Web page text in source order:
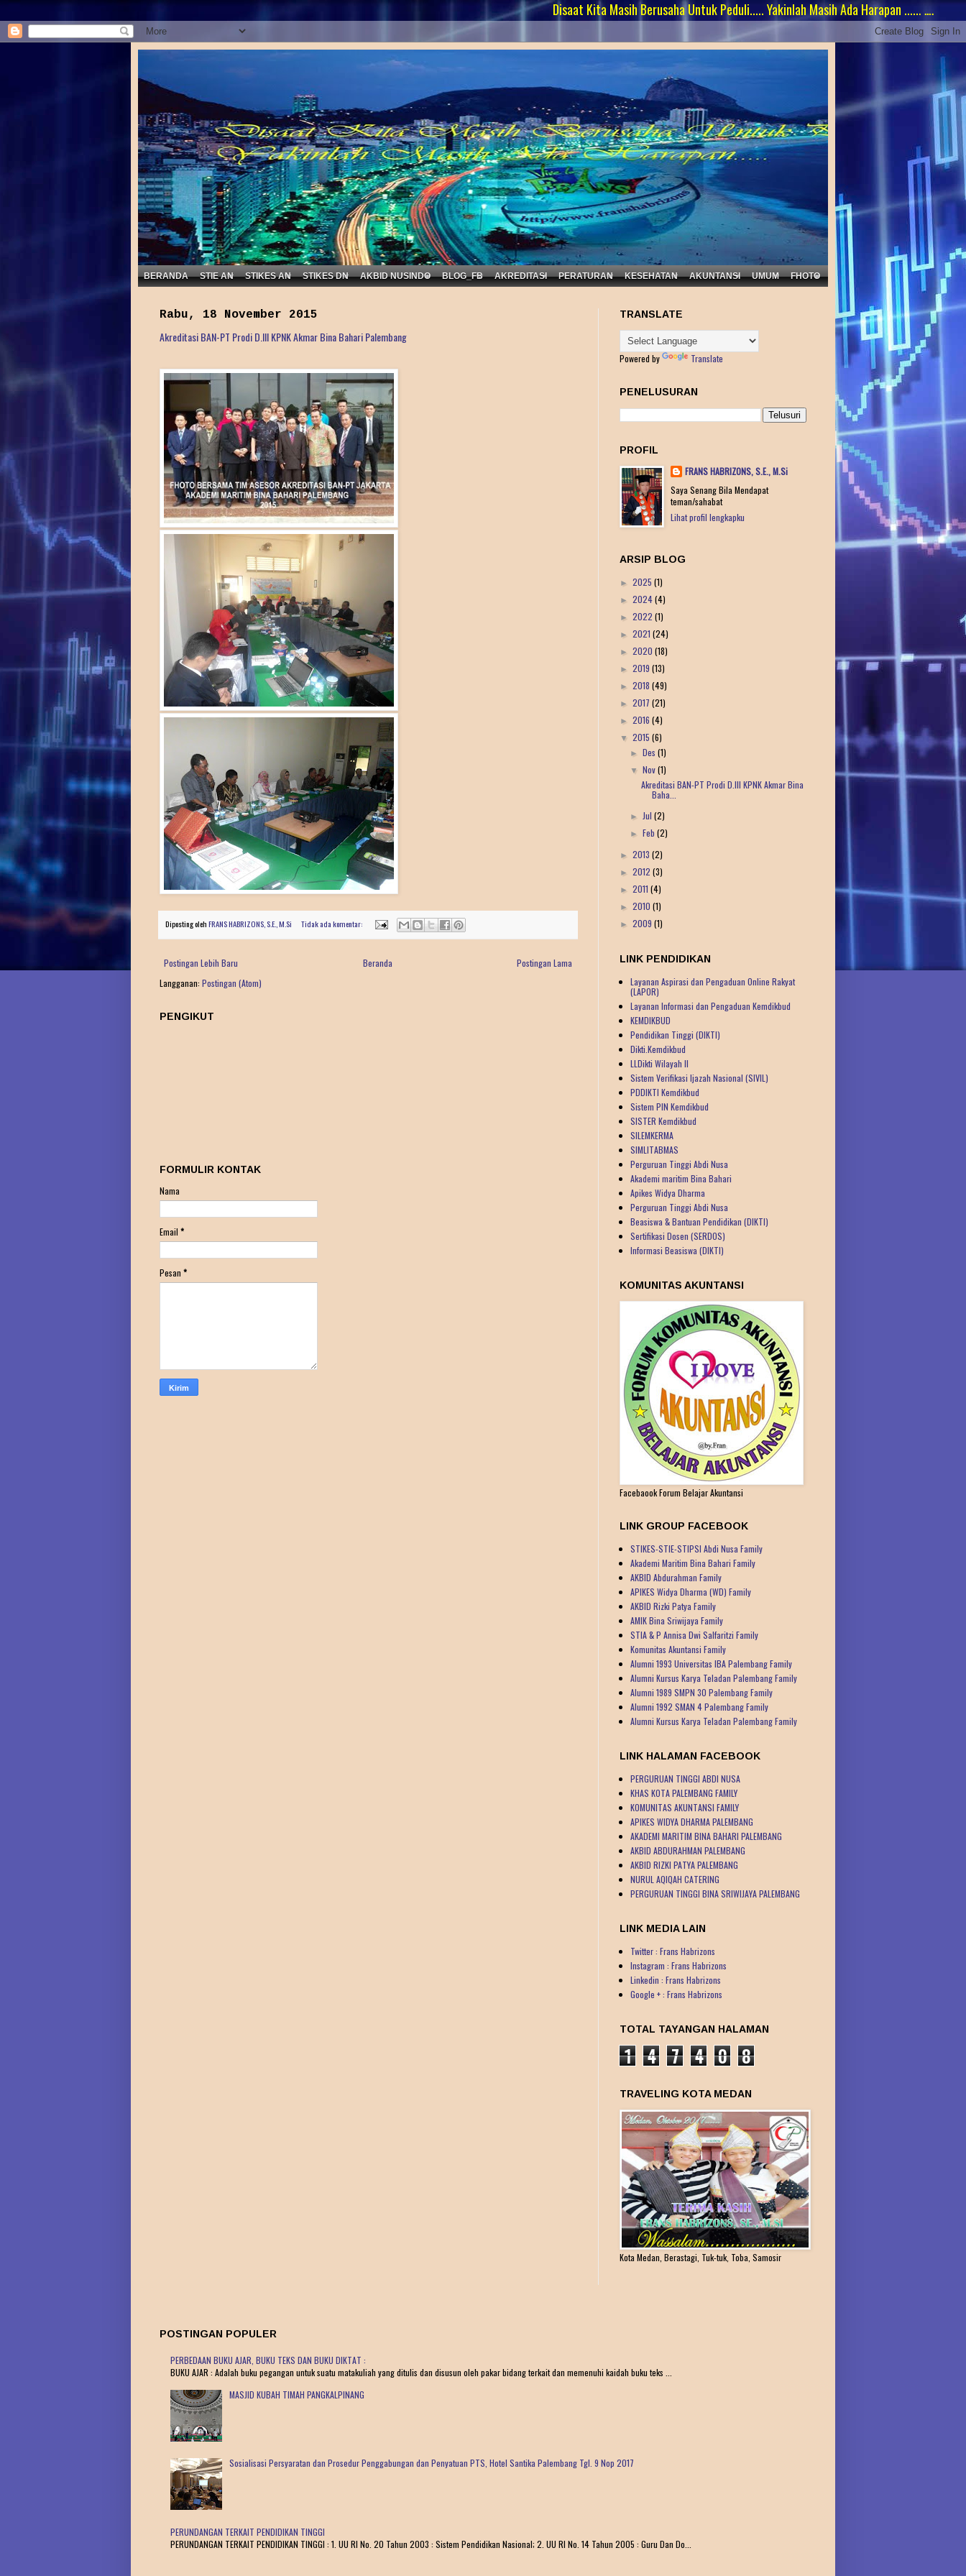
Disaat Kita Masih Berusaha Untuk Peduli..... Yakinlah Masih Ada Harapan ...... …. tetap
BERANDA STIE AN STIKES AN STIKES DN AKBID NUSINDO BLOG_FB AKREDITASI PERATURAN KESEHATAN AKUNTANSI UMUM FHOTO
Rabu, 18 November 2015
Akreditasi BAN-PT Prodi D.III KPNK Akmar Bina Bahari Palembang
Diposting olehFRANS HABRIZONS, S.E., M.Si Tidak ada komentar:
Postingan Lebih Baru Postingan Lama
Beranda
Langganan: Postingan (Atom)
PENGIKUT
FORMULIR KONTAK
Nama
Email *
Pesan *
TRANSLATE
Powered by Translate
PENELUSURAN
PROFIL
FRANS HABRIZONS, S.E., M.Si
Saya Senang Bila Mendapat
teman/sahabat
Lihat profil lengkapku
ARSIP BLOG
► 2025 (1)
► 2024(4)
► 2022 (1)
► 2021 (24)
► 2020 (18)
► 2019 (13)
► 2018 (49)
► 2017 (21)
► 2016 (4)
▼ 2015 (6)
► Des(1)
▼ Nov(1)
Akreditasi BAN-PT Prodi D.III KPNK Akmar Bina
Baha...
►Jul(2)
► Feb(2)
► 2013 (2)
► 2012 (3)
► 2011 (4)
► 2010 (1)
► 2009 (1)
LINK PENDIDIKAN
Layanan Aspirasi dan Pengaduan Online Rakyat
(LAPOR)
Layanan Informasi dan Pengaduan Kemdikbud
KEMDIKBUD
Pendidikan Tinggi (DIKTI)
Dikti.Kemdikbud
LLDikti Wilayah II
Sistem Verifikasi Ijazah Nasional (SIVIL)
PDDIKTI Kemdikbud
Sistem PIN Kemdikbud
SISTER Kemdikbud
SILEMKERMA
SIMLITABMAS
Perguruan Tinggi Abdi Nusa
Akademi maritim Bina Bahari
Apikes Widya Dharma
Perguruan Tinggi Abdi Nusa
Beasiswa & Bantuan Pendidikan (DIKTI)
Sertifikasi Dosen (SERDOS)
Informasi Beasiswa (DIKTI)
KOMUNITAS AKUNTANSI
Facebaook Forum Belajar Akuntansi
LINK GROUP FACEBOOK
STIKES-STIE-STIPSI Abdi Nusa Family
Akademi Maritim Bina Bahari Family
AKBID Abdurahman Family
APIKES Widya Dharma (WD) Family
AKBID Rizki Patya Family
AMIK Bina Sriwijaya Family
STIA & P Annisa Dwi Salfaritzi Family
Komunitas Akuntansi Family
Alumni 1993 Universitas IBA Palembang Family
Alumni Kursus Karya Teladan Palembang Family
Alumni 1989 SMPN 30 Palembang Family
Alumni 1992 SMAN 4 Palembang Family
Alumni Kursus Karya Teladan Palembang Family
LINK HALAMAN FACEBOOK
PERGURUAN TINGGI ABDI NUSA
KHAS KOTA PALEMBANG FAMILY
KOMUNITAS AKUNTANSI FAMILY
APIKES WIDYA DHARMA PALEMBANG
AKADEMI MARITIM BINA BAHARI PALEMBANG
AKBID ABDURAHMAN PALEMBANG
AKBID RIZKI PATYA PALEMBANG
NURUL AQIQAH CATERING
PERGURUAN TINGGI BINA SRIWIJAYA PALEMBANG
LINK MEDIA LAIN
Twitter : Frans Habrizons
Instagram : Frans Habrizons
Linkedin : Frans Habrizons
Google + : Frans Habrizons
TOTAL TAYANGAN HALAMAN
1 4 7 4 0 8
TRAVELING KOTA MEDAN
Kota Medan, Berastagi, Tuk-tuk, Toba, Samosir
POSTINGAN POPULER
PERBEDAAN BUKU AJAR, BUKU TEKS DAN BUKU DIKTAT :
BUKU AJAR : Adalah buku pegangan untuk suatu matakuliah yang ditulis dan disusun oleh pakar bidang terkait dan memenuhi kaidah buku teks ...
MASJID KUBAH TIMAH PANGKALPINANG
Sosialisasi Persyaratan dan Prosedur Penggabungan dan Penyatuan PTS, Hotel Santika Palembang Tgl. 9 Nop 2017
PERUNDANGAN TERKAIT PENDIDIKAN TINGGI
PERUNDANGAN TERKAIT PENDIDIKAN TINGGI : 1. UU RI No. 20 Tahun 2003 : Sistem Pendidikan Nasional; 2. UU RI No. 14 Tahun 2005 : Guru Dan Do...